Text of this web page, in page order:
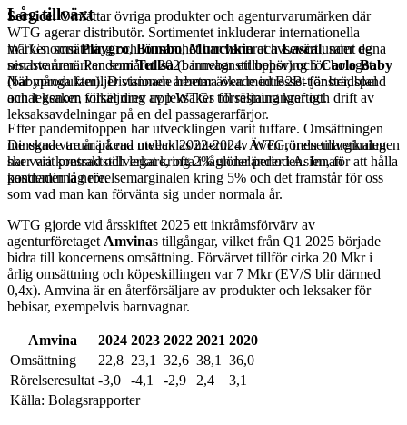
Service:Omfattar övriga produkter och agenturvarumärken där
WTG agerar distributör. Sortimentet inkluderar internationella
märken somPlaygro,Bumbo,MunchkinochLascal, samt egna
nischvarumärken somTullsa(barnvagnstillbehör) ochCarlo Baby
(babyprodukter). Divisionen arbetar även med B2B-tjänster, bland
annat genom försäljning av leksaker till restauranger och drift av
leksaksavdelningar på en del passagerarfärjor.
De egna varumärkena utvecklas internt av WTG, men tillverkningen
sker via kontraktstillverkare, ofta i låglöneländer i Asien, för att hålla
kostnaderna nere.
Låg tillväxt
WTGs omsättning och lönsamhet har varierat avsevärt under de
senaste åren. Pandemiåret 2021 innebar ett uppsving för bolaget.
När många familjer stannade hemma ökade intresset för brädspel
och leksaker, vilket drev upp WTGs försäljning kraftigt.
Efter pandemitoppen har utvecklingen varit tuffare. Omsättningen
minskade tre år på rad mellan 2022-2024. Även rörelsemarginalen
har varit pressad och legat kring 2% under perioden. Innan
pandemin låg rörelsemarginalen kring 5% och det framstår för oss
som vad man kan förvänta sig under normala år.
WTG gjorde vid årsskiftet 2025 ett inkråmsförvärv av
agenturföretaget Amvinas tillgångar, vilket från Q1 2025 började
bidra till koncernens omsättning. Förvärvet tillför cirka 20 Mkr i
årlig omsättning och köpeskillingen var 7 Mkr (EV/S blir därmed
0,4x). Amvina är en återförsäljare av produkter och leksaker för
bebisar, exempelvis barnvagnar.
Amvina 2024 2023 2022 2021 2020
Omsättning
22,8 23,1 32,6 38,1
36,0
Rörelseresultat -3,0 -4,1 -2,9 2,4
3,1
Källa: Bolagsrapporter